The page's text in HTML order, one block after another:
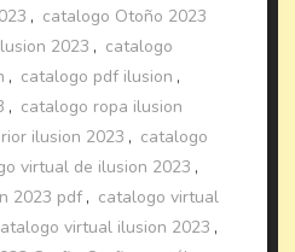
, catalogo Otoño 2023
2023 , catalogo
, catalogo pdf ilusion ,
, catalogo ropa ilusion
ilusion 2023 , catalogo
virtual de ilusion 2023 ,
2023 pdf , catalogo virtual
virtual ilusion 2023 ,